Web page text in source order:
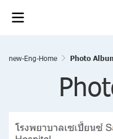
new-Eng-Home Photo